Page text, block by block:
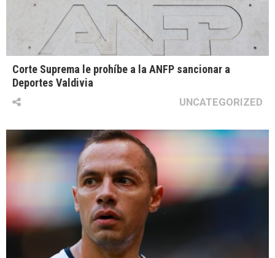
Corte Suprema le prohíbe a la ANFP sancionar a
Deportes Valdivia
UNCATEGORIZED